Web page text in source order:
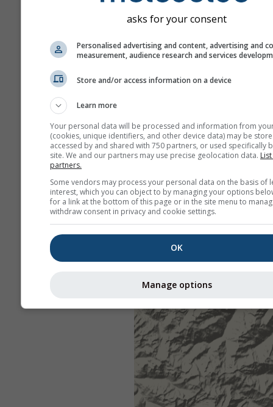
asks for your consent
Personalised advertising and content, advertising and
measurement, audience research and services
Store and/or access information on a device
Learn more
Your personal data will be processed and information from
(cookies, unique identifiers, and other device data) may be
accessed by and shared with 750 partners, or used specifically
site. We and our partners may use precise geolocation data.
partners.
Some vendors may process your personal data on the basis of
interest, which you can object to by managing your options
for a link at the bottom of this page or in the site menu to
withdraw consent in privacy and cookie settings.
OK
Manage options